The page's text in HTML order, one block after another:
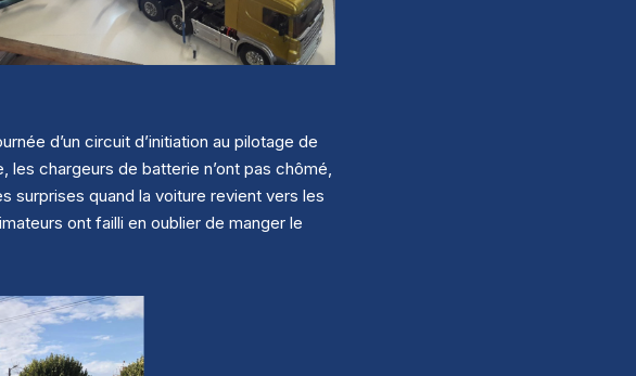
d’un circuit d’initiation au pilotage de
les chargeurs de batterie n’ont pas chômé,
surprises quand la voiture revient vers les
ont failli en oublier de manger le